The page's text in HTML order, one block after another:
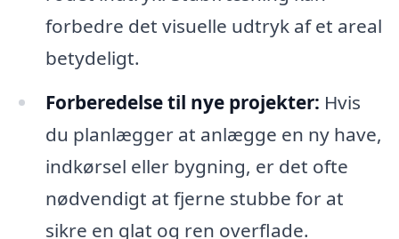
forbedre det visuelle udtryk af et areal
betydeligt.
Forberedelse til nye projekter: Hvis
du planlægger at anlægge en ny have,
indkørsel eller bygning, er det ofte
nødvendigt at fjerne stubbe for at
sikre en glat og ren overflade.